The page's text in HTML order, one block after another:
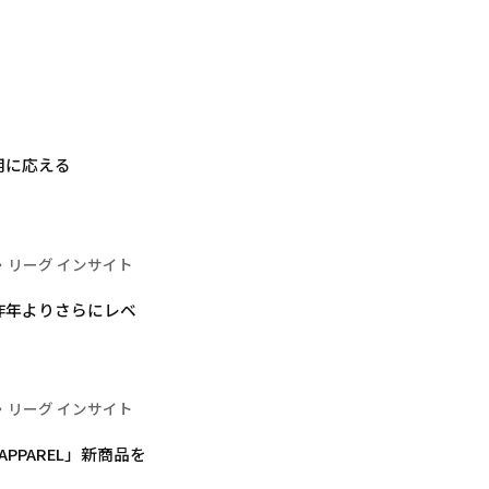
応える
リーグ インサイト
よりさらにレベ
リーグ インサイト
」新商品を